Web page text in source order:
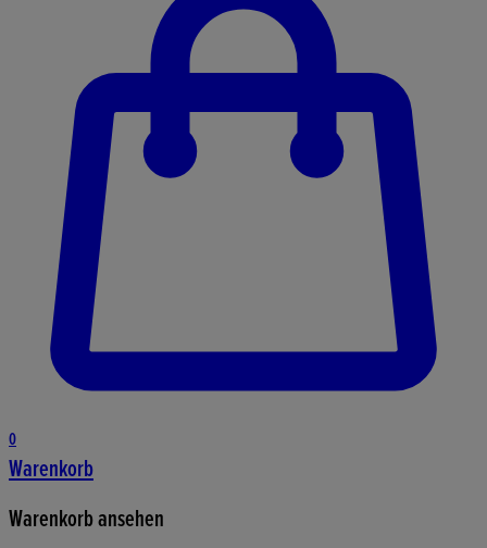
0
Warenkorb
Warenkorb ansehen